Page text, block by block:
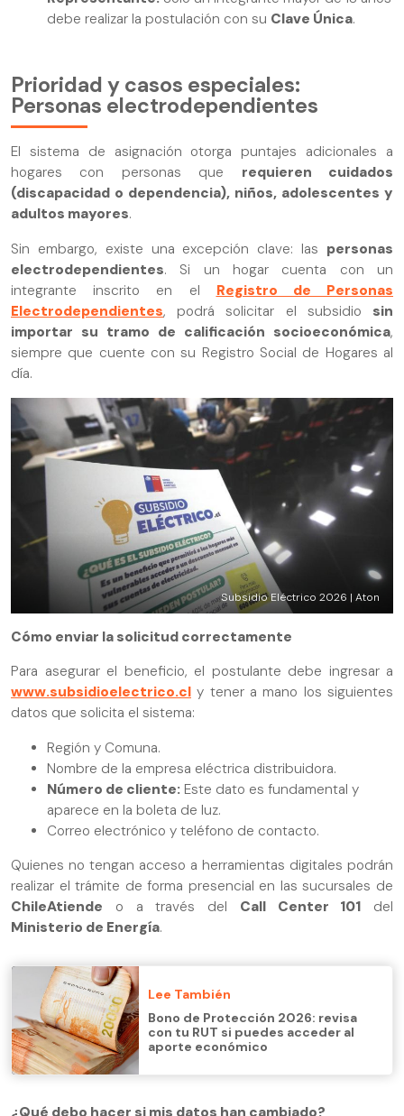
debe realizar la postulación con su Clave Única.
Prioridad y casos especiales:
Personas electrodependientes
El sistema de asignación otorga puntajes adicionales a
hogares con personas que requieren cuidados
(discapacidad o dependencia), niños, adolescentes y
adultos mayores.
Sin embargo, existe una excepción clave: las personas
electrodependientes. Si un hogar cuenta con un
integrante inscrito en el Registro de Personas
Electrodependientes, podrá solicitar el subsidio sin
importar su tramo de calificación socioeconómica,
siempre que cuente con su Registro Social de Hogares al
día.
Subsidio Eléctrico 2026 | Aton
Cómo enviar la solicitud correctamente
Para asegurar el beneficio, el postulante debe ingresar a
www.subsidioelectrico.cl y tener a mano los siguientes
datos que solicita el sistema:
Región y Comuna.
Nombre de la empresa eléctrica distribuidora.
Número de cliente: Este dato es fundamental y
aparece en la boleta de luz.
Correo electrónico y teléfono de contacto.
Quienes no tengan acceso a herramientas digitales podrán
realizar el trámite de forma presencial en las sucursales de
ChileAtiende o a través del Call Center 101 del
Ministerio de Energía.
Lee También
Bono de Protección 2026: revisa
con tu RUT si puedes acceder al
aporte económico